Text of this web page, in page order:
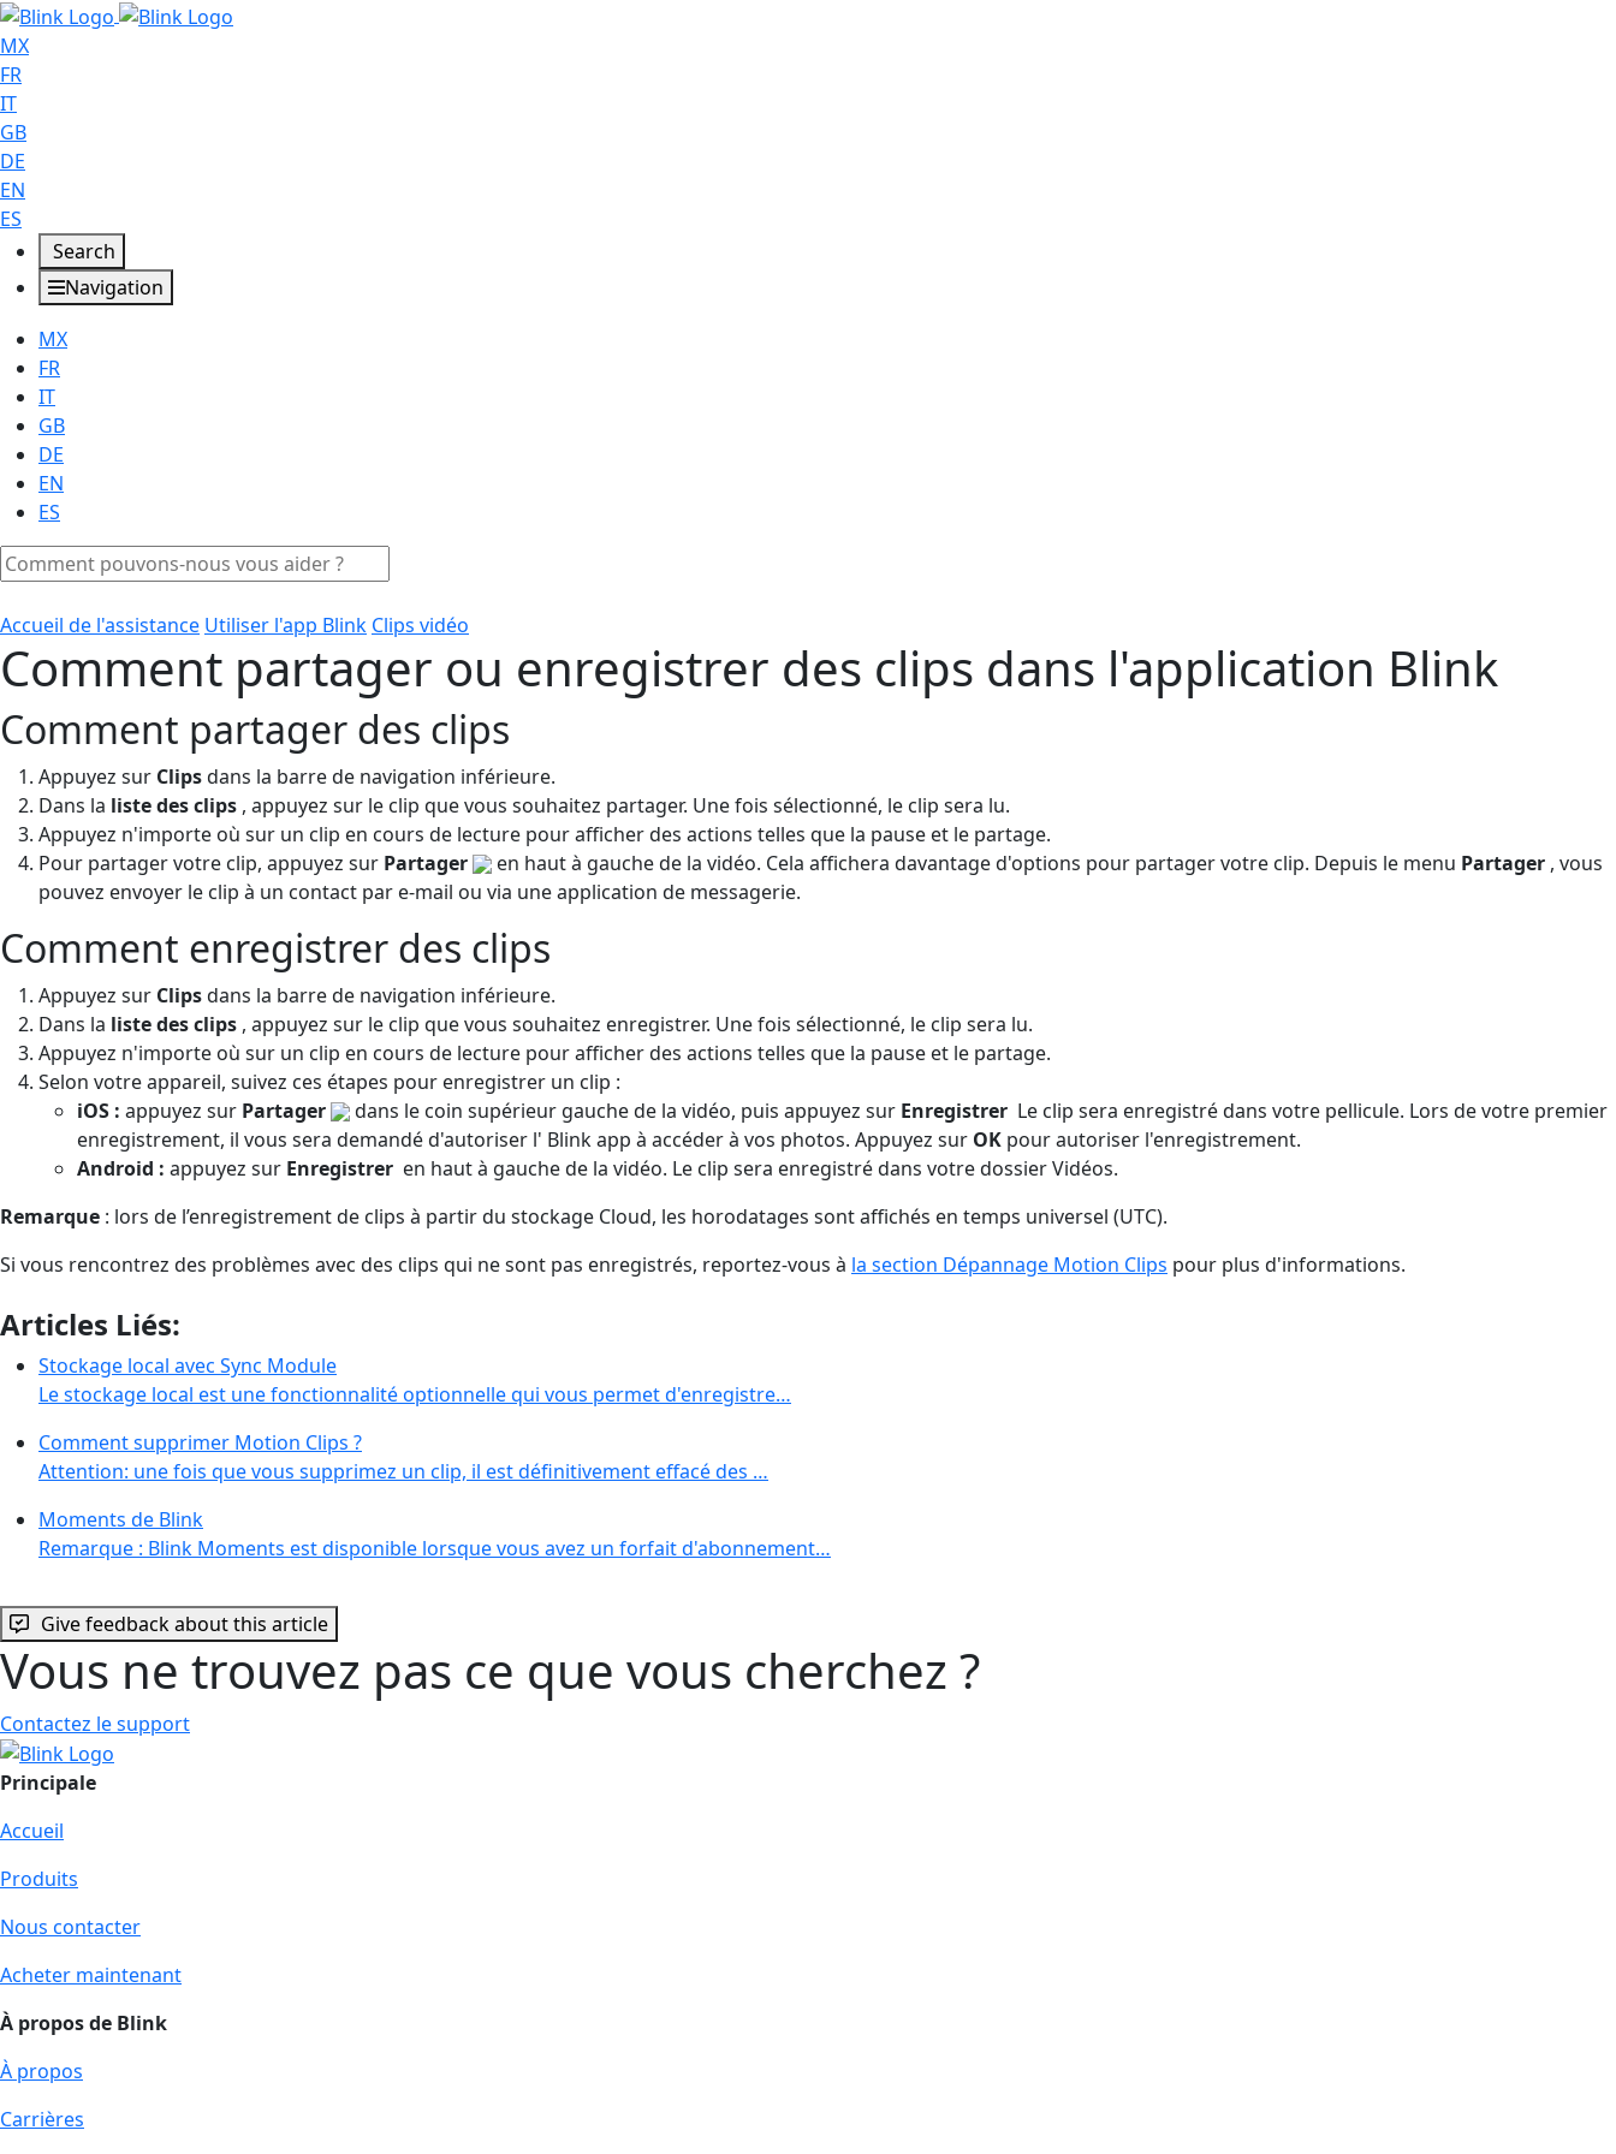
MX
FR
IT
GB
DE
EN
ES
Search
Navigation
MX
FR
IT
GB
DE
EN
ES
Accueil de l'assistance Utiliser l'app Blink Clips vidéo
Comment partager ou enregistrer des clips dans l'application Blink
Comment partager des clips
Appuyez sur Clipsdans la barre de navigation inférieure.
Dans la liste des clips , appuyez sur le clip que vous souhaitez partager. Une fois sélectionné, le clip sera lu.
Appuyez n'importe où sur un clip en cours de lecture pour afficher des actions telles que la pause et le partage.
Pour partager votre clip, appuyez sur Partager en haut à gauche de la vidéo. Cela affichera davantage d'options pour partager votre clip. Depuis le menu Partager , vous
pouvez envoyer le clip à un contact par e-mail ou via une application de messagerie.
Comment enregistrer des clips
Appuyez sur Clipsdans la barre de navigation inférieure.
Dans la liste des clips , appuyez sur le clip que vous souhaitez enregistrer. Une fois sélectionné, le clip sera lu.
Appuyez n'importe où sur un clip en cours de lecture pour afficher des actions telles que la pause et le partage.
Selon votre appareil, suivez ces étapes pour enregistrer un clip :
iOS : appuyez sur Partager dans le coin supérieur gauche de la vidéo, puis appuyez sur Enregistrer Le clip sera enregistré dans votre pellicule. Lors de votre premier
enregistrement, il vous sera demandé d'autoriser l' Blink app à accéder à vos photos. Appuyez sur OK pour autoriser l'enregistrement.
Android : appuyez sur Enregistrer en haut à gauche de la vidéo. Le clip sera enregistré dans votre dossier Vidéos.
Remarque : lors de l’enregistrement de clips à partir du stockage Cloud, les horodatages sont affichés en temps universel (UTC).
Si vous rencontrez des problèmes avec des clips qui ne sont pas enregistrés, reportez-vous à la section Dépannage Motion Clips pour plus d'informations.
Articles Liés:
Stockage local avec Sync Module
Le stockage local est une fonctionnalité optionnelle qui vous permet d'enregistre…
Comment supprimer Motion Clips ?
Attention: une fois que vous supprimez un clip, il est définitivement effacé des …
Moments de Blink
Remarque : Blink Moments est disponible lorsque vous avez un forfait d'abonnement…
Give feedback about this article
Vous ne trouvez pas ce que vous cherchez ?
Contactez le support
Principale
Accueil
Produits
Nous contacter
Acheter maintenant
À propos de Blink
À propos
Carrières